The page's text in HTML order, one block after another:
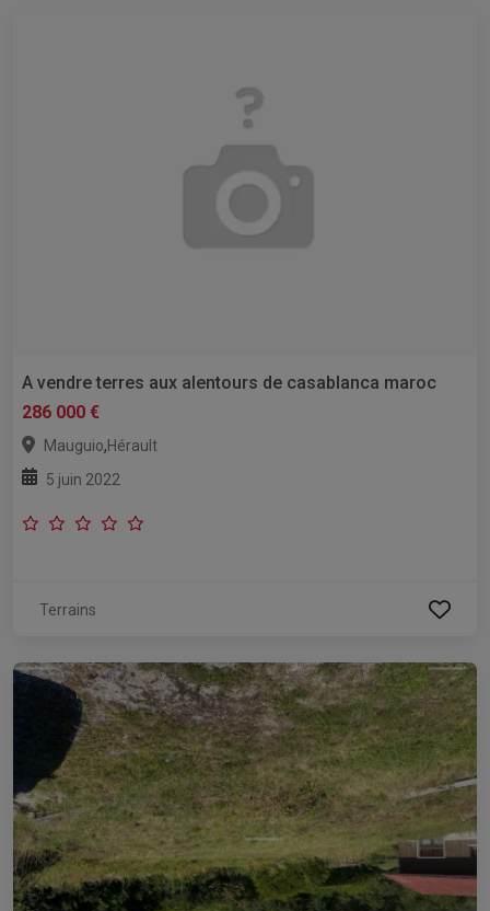
A vendre terres aux alentours de casablanca maroc
286 000 €
Mauguio,Hérault
5 juin 2022
Terrains